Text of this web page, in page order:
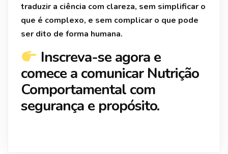
traduzir a ciência com clareza, sem simplificar o
que é complexo, e sem complicar o que pode
ser dito de forma humana.
Inscreva-se agora e
comece a comunicar Nutrição
Comportamental com
segurança e propósito.